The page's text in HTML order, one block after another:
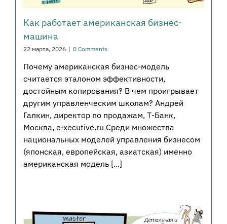
Как работает американская бизнес-
машина
22 марта, 2026 | 0 Comments
Почему американская бизнес-модель
считается эталоном эффективности,
достойным копирования? В чем проигрывает
другим управленческим школам? Андрей
Галкин, директор по продажам, Т-Банк,
Москва, e-xecutive.ru Среди множества
национальных моделей управления бизнесом
(японская, европейская, азиатская) именно
американская модель [...]